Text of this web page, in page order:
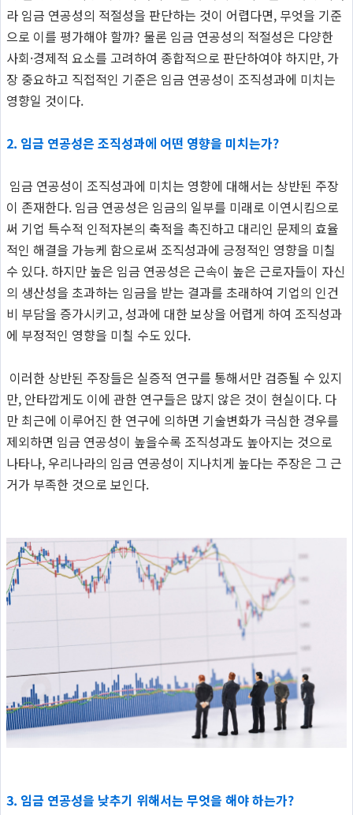
라 임금 연공성의 적절성을 판단하는 것이 어렵다면, 무엇을 기준
으로 이를 평가해야 할까? 물론 임금 연공성의 적절성은 다양한
사회·경제적 요소를 고려하여 종합적으로 판단하여야 하지만, 가
장 중요하고 직접적인 기준은 임금 연공성이 조직성과에 미치는
영향일 것이다.
2. 임금 연공성은 조직성과에 어떤 영향을 미치는가?
임금 연공성이 조직성과에 미치는 영향에 대해서는 상반된 주장
이 존재한다. 임금 연공성은 임금의 일부를 미래로 이연시킴으로
써 기업 특수적 인적자본의 축적을 촉진하고 대리인 문제의 효율
적인 해결을 가능케 함으로써 조직성과에 긍정적인 영향을 미칠
수 있다. 하지만 높은 임금 연공성은 근속이 높은 근로자들이 자신
의 생산성을 초과하는 임금을 받는 결과를 초래하여 기업의 인건
비 부담을 증가시키고, 성과에 대한 보상을 어렵게 하여 조직성과
에 부정적인 영향을 미칠 수도 있다.
이러한 상반된 주장들은 실증적 연구를 통해서만 검증될 수 있지
만, 안타깝게도 이에 관한 연구들은 많지 않은 것이 현실이다. 다
만 최근에 이루어진 한 연구에 의하면 기술변화가 극심한 경우를
제외하면 임금 연공성이 높을수록 조직성과도 높아지는 것으로
나타나, 우리나라의 임금 연공성이 지나치게 높다는 주장은 그 근
거가 부족한 것으로 보인다.
3. 임금 연공성을 낮추기 위해서는 무엇을 해야 하는가?